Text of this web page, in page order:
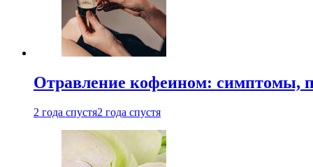
Отравление кофеином: симптомы,
2 года спустя2 года спустя